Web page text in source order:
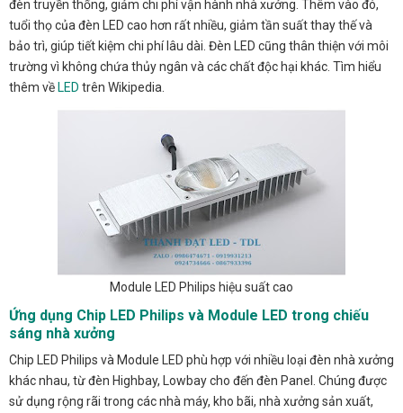
đèn truyền thống, giảm chi phí vận hành nhà xưởng. Thêm vào đó,
tuổi thọ của đèn LED cao hơn rất nhiều, giảm tần suất thay thế và
bảo trì, giúp tiết kiệm chi phí lâu dài. Đèn LED cũng thân thiện với môi
trường vì không chứa thủy ngân và các chất độc hại khác. Tìm hiểu
thêm về LED trên Wikipedia.
Module LED Philips hiệu suất cao
Ứng dụng Chip LED Philips và Module LED trong chiếu
sáng nhà xưởng
Chip LED Philips và Module LED phù hợp với nhiều loại đèn nhà xưởng
khác nhau, từ đèn Highbay, Lowbay cho đến đèn Panel. Chúng được
sử dụng rộng rãi trong các nhà máy, kho bãi, nhà xưởng sản xuất,